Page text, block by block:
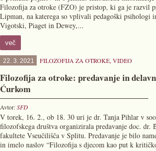
Filozofija za otroke (FZO) je pristop, ki ga je razvil
Lipman, na katerega so vplivali pedagoški
Vigotski, Piaget in Dewey,...
več
22. 3. 2021 FILOZOFIJA ZA OTROKE, VIDEO
Filozofija za otroke: predavanje in
Ćurkom
Avtor:SFD
V torek, 16. 2., ob 18. 30 uri je dr. Tanja Pihlar v
filozofskega društva organizirala predavanje doc. dr.
fakultete Vseučilišča v Splitu. Predavanje je bilo
in imelo naslov “Filozofija s djecom kao put k